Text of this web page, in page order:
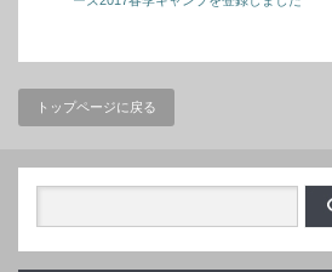
トップページに戻る